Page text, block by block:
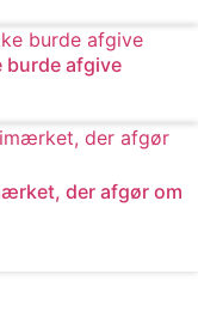
burde afgive
der afgør om